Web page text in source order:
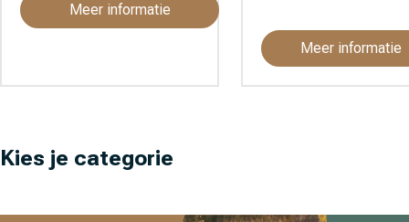
Meer informatie
Meer informatie
Kies je categorie